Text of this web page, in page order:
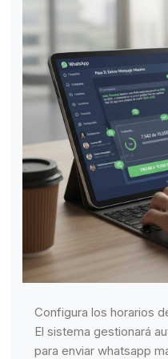
Configura los horarios
El sistema gestionará
para enviar whatsapp